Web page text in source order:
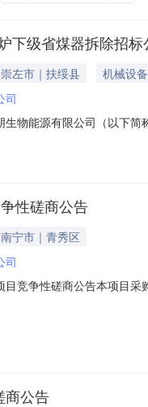
下级省煤器拆除招标
左市｜扶绥县
机械设备
司
物能源有限公司（以下
，邮箱
性磋商公告
宁市｜青秀区
司
竞争性磋商公告本项目
能源有限公司、广西扶
性磋商采购方式进
商公告